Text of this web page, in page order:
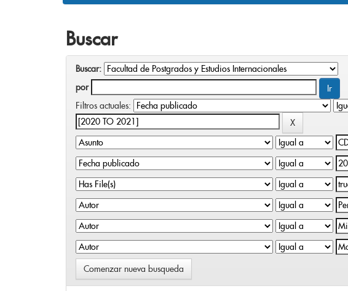
Buscar
Buscar:
por
Filtros actuales:
Comenzar nueva busqueda